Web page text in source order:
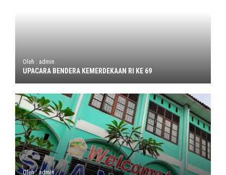
Oleh : admin
UPACARA BENDERA KEMERDEKAAN RI KE 69
Oleh : admin